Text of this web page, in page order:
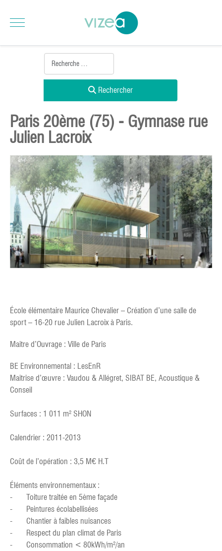
Rechercher
Paris 20ème (75) - Gymnase rue
Julien Lacroix
École élémentaire Maurice Chevalier – Création d’une salle de
sport – 16-20 rue Julien Lacroix à Paris.
Maitre d’Ouvrage : Ville de Paris
BE Environnemental : LesEnR
Maitrise d’œuvre : Vaudou & Allégret, SIBAT BE, Acoustique &
Conseil
Surfaces : 1 011 m² SHON
Calendrier : 2011-2013
Coût de l’opération : 3,5 M€ H.T
Éléments environnementaux :
- Toiture traitée en 5ème façade
- Peintures écolabellisées
- Chantier à faibles nuisances
- Respect du plan climat de Paris
- Consommation < 80kWh/m²/an